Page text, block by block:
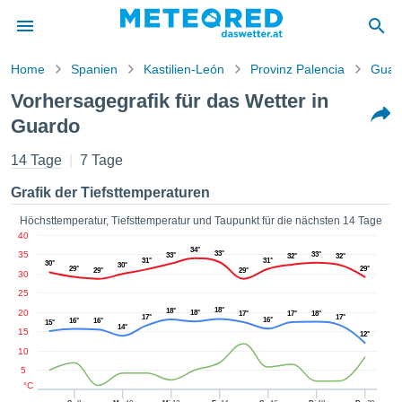
von
dass
von
diese
die
adgang
digitale
Home Spanien Kastilien-León Provinz Palencia
Vorhersagegrafik für das Wetter in
Guardo
14 Tage 7 Tage
Grafik der Tiefsttemperaturen
Höchsttemperatur, Tiefsttemperatur und Taupunkt für die nächsten 14 Tage
5
10
15
20
25
30
35
40
°C
30°
29° 29°
30°
31°
33°
34° 33°
29°
31°
32° 33°
32°
29°
15° 16° 16°
14°
17°
18° 18° 18° 17°
16°
17° 18° 17°
12°